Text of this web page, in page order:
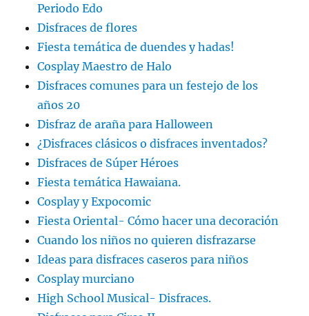
Periodo Edo
Disfraces de flores
Fiesta temática de duendes y hadas!
Cosplay Maestro de Halo
Disfraces comunes para un festejo de los
años 20
Disfraz de araña para Halloween
¿Disfraces clásicos o disfraces inventados?
Disfraces de Súper Héroes
Fiesta temática Hawaiana.
Cosplay y Expocomic
Fiesta Oriental- Cómo hacer una decoración
Cuando los niños no quieren disfrazarse
Ideas para disfraces caseros para niños
Cosplay murciano
High School Musical- Disfraces.